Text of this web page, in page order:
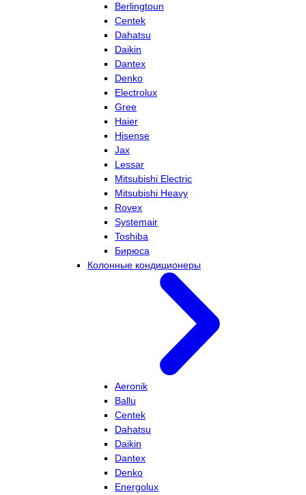
Berlingtoun
Centek
Dahatsu
Daikin
Dantex
Denko
Electrolux
Gree
Haier
Hisense
Jax
Lessar
Mitsubishi Electric
Mitsubishi Heavy
Rovex
Systemair
Toshiba
Бирюса
Колонные кондиционеры
Aeronik
Ballu
Centek
Dahatsu
Daikin
Dantex
Denko
Energolux